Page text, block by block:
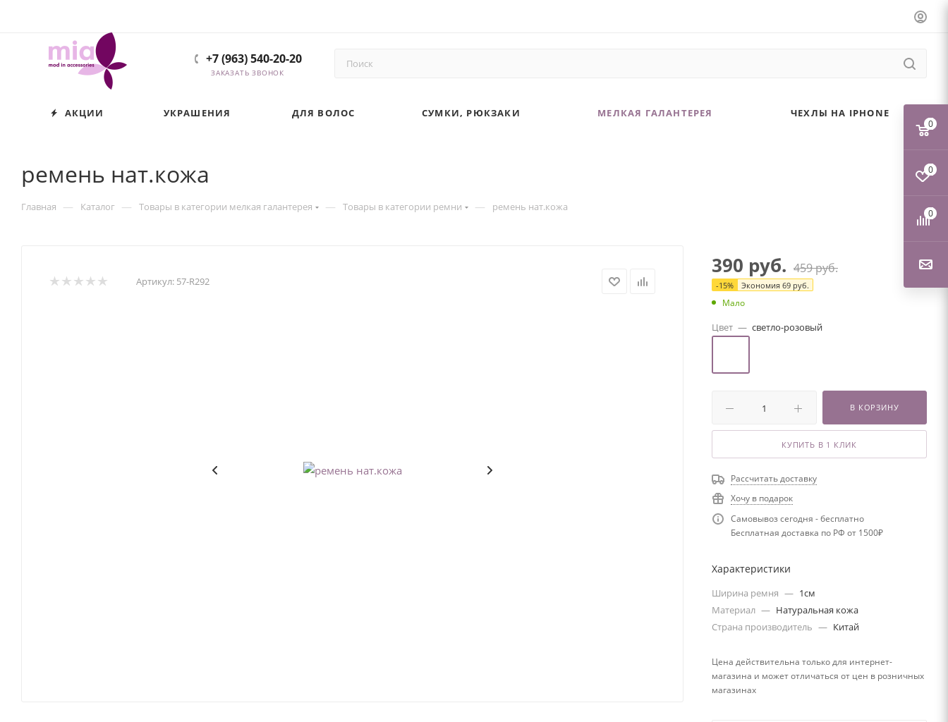
+7 (963) 540-20-20
ЗАКАЗАТЬ ЗВОНОК
АКЦИИ УКРАШЕНИЯ ДЛЯ ВОЛОС СУМКИ, РЮКЗАКИ МЕЛКАЯ ГАЛАНТЕРЕЯ ЧЕХЛЫ НА IPHONE
ремень нат.кожа
Главная — Каталог — Товары в категории мелкая галантерея — Товары в категории ремни — ремень нат.кожа
Артикул: 57-R292
390 руб. 459руб.
-15% Экономия 69 руб.
Мало
Цвет — светло-розовый
В КОРЗИНУ
КУПИТЬ В 1 КЛИК
Рассчитать доставку
Хочу в подарок
Самовывоз сегодня - бесплатно
Бесплатная доставка по РФ от 1500₽
Характеристики
Ширина ремня — 1см
Материал — Натуральная кожа
Страна производитель — Китай
Цена действительна только для интернет-
магазина и может отличаться от цен в розничных
магазинах
0
0
0